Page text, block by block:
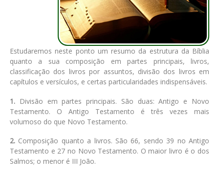
Estudaremos neste ponto um resumo da estrutura da Bíblia
quanto a sua composição em partes principais, livros,
classificação dos livros por assuntos, divisão dos livros em
capítulos e versículos, e certas particularidades indispensáveis.
1. Divisão em partes principais. São duas: Antigo e Novo
Testamento. O Antigo Testamento é três vezes mais
volumoso do que Novo Testamento.
2. Composição quanto a livros. São 66, sendo 39 no Antigo
Testamento e 27 no Novo Testamento. O maior livro é o dos
Salmos; o menor é III João.